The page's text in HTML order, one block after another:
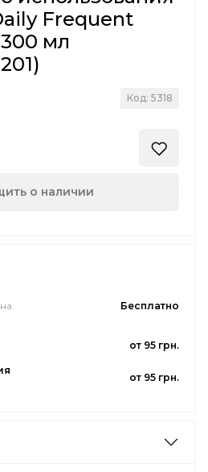
Frequent
мл
Код: 5318
о наличии
Бесплатно
от 95 грн.
от 95 грн.